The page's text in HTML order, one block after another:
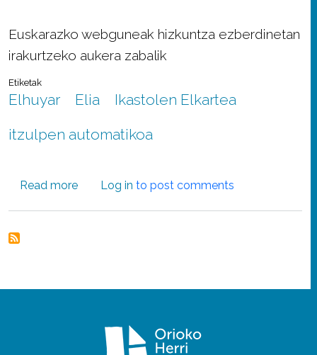
Euskarazko webguneak hizkuntza ezberdinetan
irakurtzeko aukera zabalik
Etiketak
Elhuyar Elia
Ikastolen Elkartea
itzulpen automatikoa
Read moreabout Elhuyarrek eta Ikastolen Elkarteko IKT
Log in to post comments